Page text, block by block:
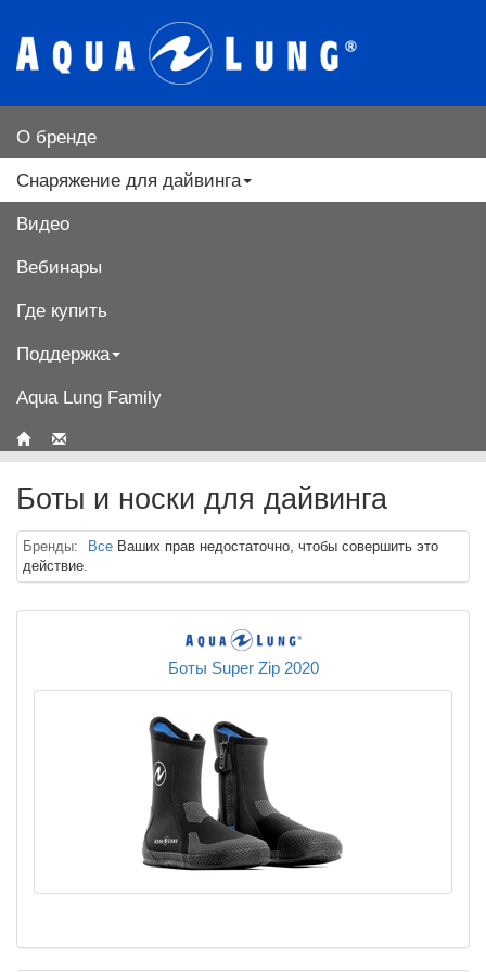
О бренде
Снаряжение для дайвинга
Видео
Вебинары
Где купить
Поддержка
Aqua Lung Family
Боты и носки для дайвинга
Бренды: Все Ваших прав недостаточно, чтобы совершить это
действие.
Боты Super Zip 2020